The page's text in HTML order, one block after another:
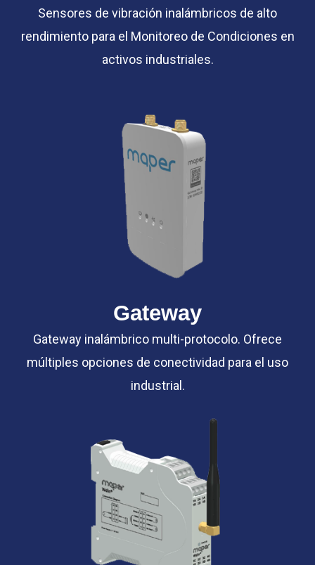
Sensores de vibración inalámbricos de alto
rendimiento para el Monitoreo de Condiciones en
activos industriales.
Gateway
Gateway inalámbrico multi-protocolo. Ofrece
múltiples opciones de conectividad para el uso
industrial.